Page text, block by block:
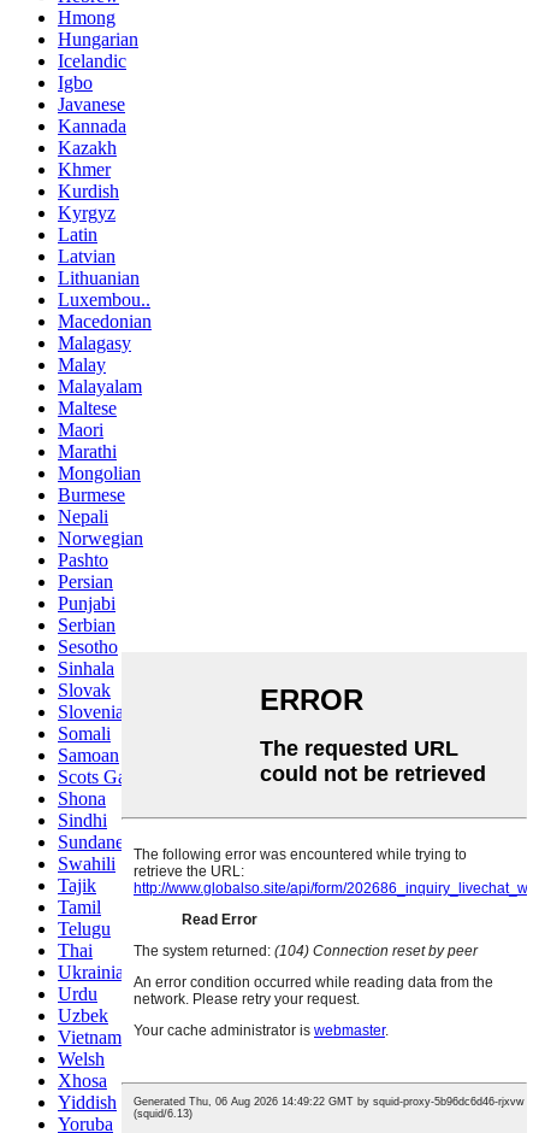
Hmong
Hungarian
Icelandic
Igbo
Javanese
Kannada
Kazakh
Khmer
Kurdish
Kyrgyz
Latin
Latvian
Lithuanian
Luxembou..
Macedonian
Malagasy
Malay
Malayalam
Maltese
Maori
Marathi
Mongolian
Burmese
Nepali
Norwegian
Pashto
Persian
Punjabi
Serbian
Sesotho
Sinhala
Slovak
Slovenian
Somali
Samoan
Scots Gaelic
Shona
Sindhi
Sundanese
Swahili
Tajik
Tamil
Telugu
Thai
Ukrainian
Urdu
Uzbek
Vietnamese
Welsh
Xhosa
Yiddish
Yoruba